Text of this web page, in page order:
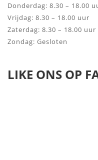
Donderdag: 8.30 – 18.00
Vrijdag: 8.30 – 18.00 uur
Zaterdag: 8.30 – 18.00 uur
Zondag: Gesloten
LIKE ONS OP